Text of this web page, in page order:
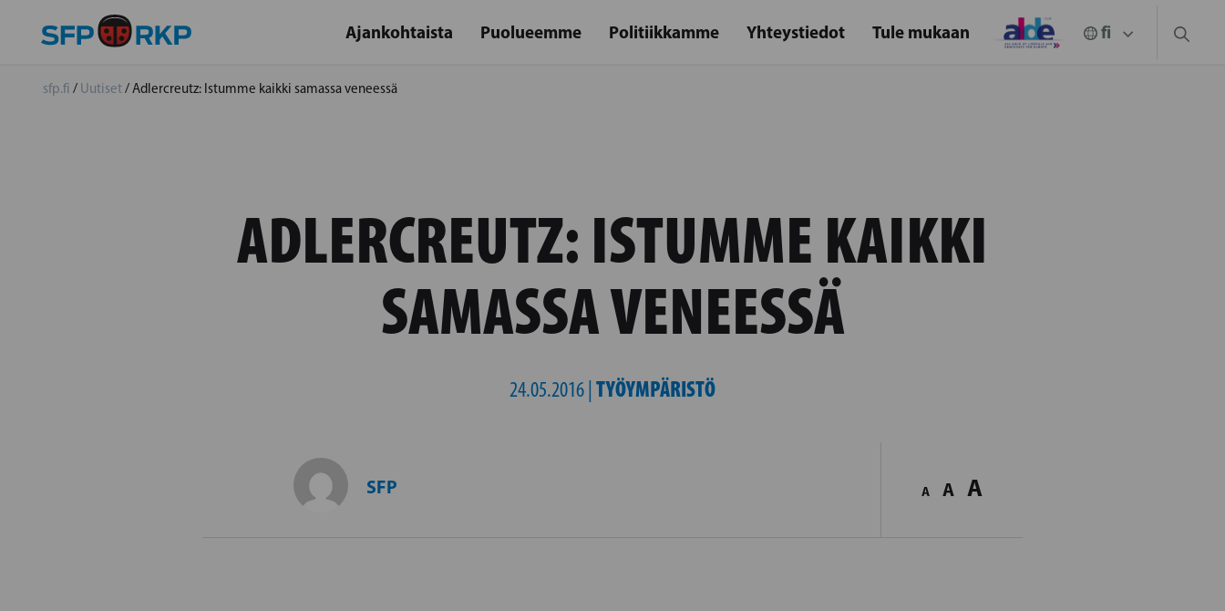
Ajankohtaista Puolueemme Politiikkamme Yhteystiedot Tule mukaan
sfp.fi / Uutiset/Adlercreutz: Istumme kaikki samassa veneessä
ADLERCREUTZ: ISTUMME KAIKKI
SAMASSA VENEESSÄ
24.05.2016 | TYÖYMPÄRISTÖ
SFP A A A